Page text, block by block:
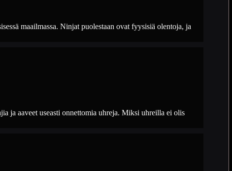
maailmassa. Ninjat puolestaan ovat fyysisiä olentoja, ja
ja aaveet useasti onnettomia uhreja. Miksi uhreilla ei olis